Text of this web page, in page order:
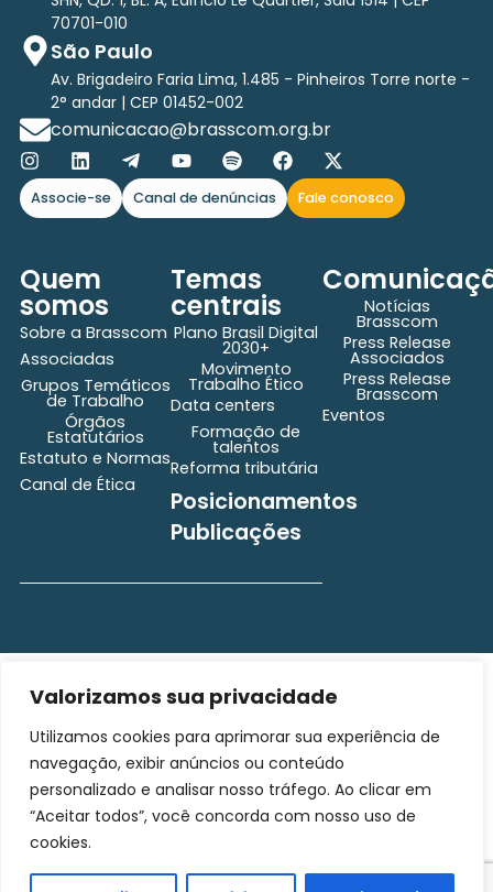
Valorizamos sua privacidade
Utilizamos cookies para aprimorar sua experiência de
navegação, exibir anúncios ou conteúdo
personalizado e analisar nosso tráfego. Ao clicar em
“Aceitar todos”, você concorda com nosso uso de
cookies.
70701-010
São Paulo
Av. Brigadeiro Faria Lima, 1.485 - Pinheiros Torre norte -
2° andar | CEP 01452-002
comunicacao@brasscom.org.br
Associe-se Canal de denúncias Fale conosco
Quem
somos
Sobre a Brasscom
Associadas
Grupos Temáticos
de Trabalho
Órgãos
Estatutários
Estatuto e Normas
Canal de Ética
Temas
centrais
Plano Brasil Digital
2030+
Movimento
Trabalho Ético
Data centers
Formação de
talentos
Reforma tributária
Posicionamentos
Publicações
Notícias
Brasscom
Press Release
Associados
Press Release
Brasscom
Eventos
Todos os direitos
BRASSCOM |
Orgulhosamente
desenvolvido porGim
Digital
secretaria@brasscom.org.br
Estatuto
e Normas